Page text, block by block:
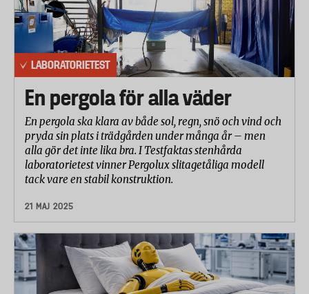
LABORATORIETEST
En pergola för alla väder
En pergola ska klara av både sol, regn, snö och vind och
pryda sin plats i trädgården under många år – men
alla gör det inte lika bra. I Testfaktas stenhårda
laboratorietest vinner Pergolux slitagetåliga modell
tack vare en stabil konstruktion.
21 MAJ 2025